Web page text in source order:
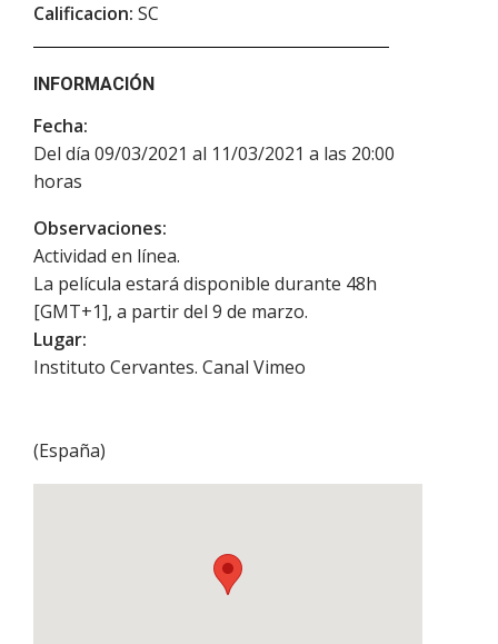
Calificacion: SC
INFORMACIÓN
Fecha:
Del día 09/03/2021 al 11/03/2021 a las 20:00
horas
Observaciones:
Actividad en línea.
La película estará disponible durante 48h
[GMT+1], a partir del 9 de marzo.
Lugar:
Instituto Cervantes. Canal Vimeo
(España)